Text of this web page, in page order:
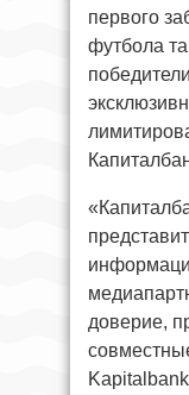
первого
футбола
доверие,